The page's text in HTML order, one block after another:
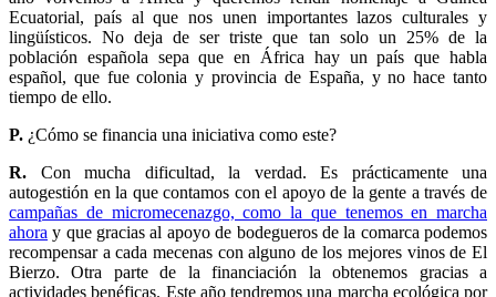
Ecuatorial, país al que nos unen importantes lazos culturales y
lingüísticos. No deja de ser triste que tan solo un 25% de la
población española sepa que en África hay un país que habla
español, que fue colonia y provincia de España, y no hace tanto
tiempo de ello.
P. ¿Cómo se financia una iniciativa como este?
R. Con mucha dificultad, la verdad. Es prácticamente una
autogestión en la que contamos con el apoyo de la gente a través de
campañas de micromecenazgo, como la que tenemos en marcha
ahora y que gracias al apoyo de bodegueros de la comarca podemos
recompensar a cada mecenas con alguno de los mejores vinos de El
Bierzo. Otra parte de la financiación la obtenemos gracias a
actividades benéficas. Este año tendremos una marcha ecológica por